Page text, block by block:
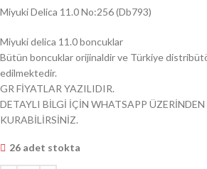
Miyuki Delica 11.0 No:256 (Db793)
Miyuki delica 11.0 boncuklar
Bütün boncuklar orijinaldir ve Türkiye
edilmektedir.
GR FİYATLAR YAZILIDIR.
DETAYLI BİLGİ İÇİN WHATSAPP
KURABİLİRSİNİZ.
26 adet stokta